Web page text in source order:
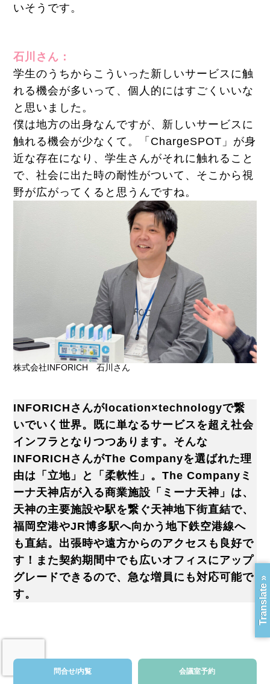
いそうです。
石川さん：
学生のうちからこういった新しいサービスに触
れる機会が多いって、個人的にはすごくいいな
と思いました。
僕は地方の出身なんですが、新しいサービスに
触れる機会が少なくて。「ChargeSPOT」が身
近な存在になり、学生さんがそれに触れること
で、社会に出た時の耐性がついて、そこから視
野が広がってくると思うんですね。
株式会社INFORICH 石川さん
INFORICHさんがlocation×technologyで繋
いでいく世界。既に単なるサービスを超え社会
インフラとなりつつあります。そんな
INFORICHさんがThe Companyを選ばれた理
由は「立地」と「柔軟性」。The Companyミ
ーナ天神店が入る商業施設「ミーナ天神」は、
天神の主要施設や駅を繋ぐ天神地下街直結で、
福岡空港やJR博多駅へ向かう地下鉄空港線へ
も直結。出張時や遠方からのアクセスも良好で
す！また契約期間中でも広いオフィスにアップ
グレードできるので、急な増員にも対応可能で
す。
問合せ/内覧 会議室予約
Translate »